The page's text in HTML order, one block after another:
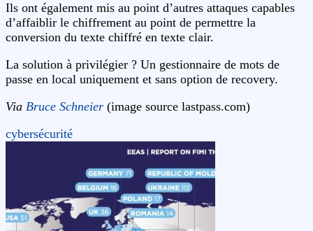
Ils ont également mis au point d’autres attaques capables
d’affaiblir le chiffrement au point de permettre la
conversion du texte chiffré en texte clair.
La solution à privilégier ? Un gestionnaire de mots de
passe en local uniquement et sans option de recovery.
Via Bruce Schneier (image source lastpass.com)
cybersécurité